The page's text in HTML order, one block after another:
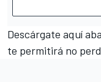
Descárgate aquí
te permitirá no